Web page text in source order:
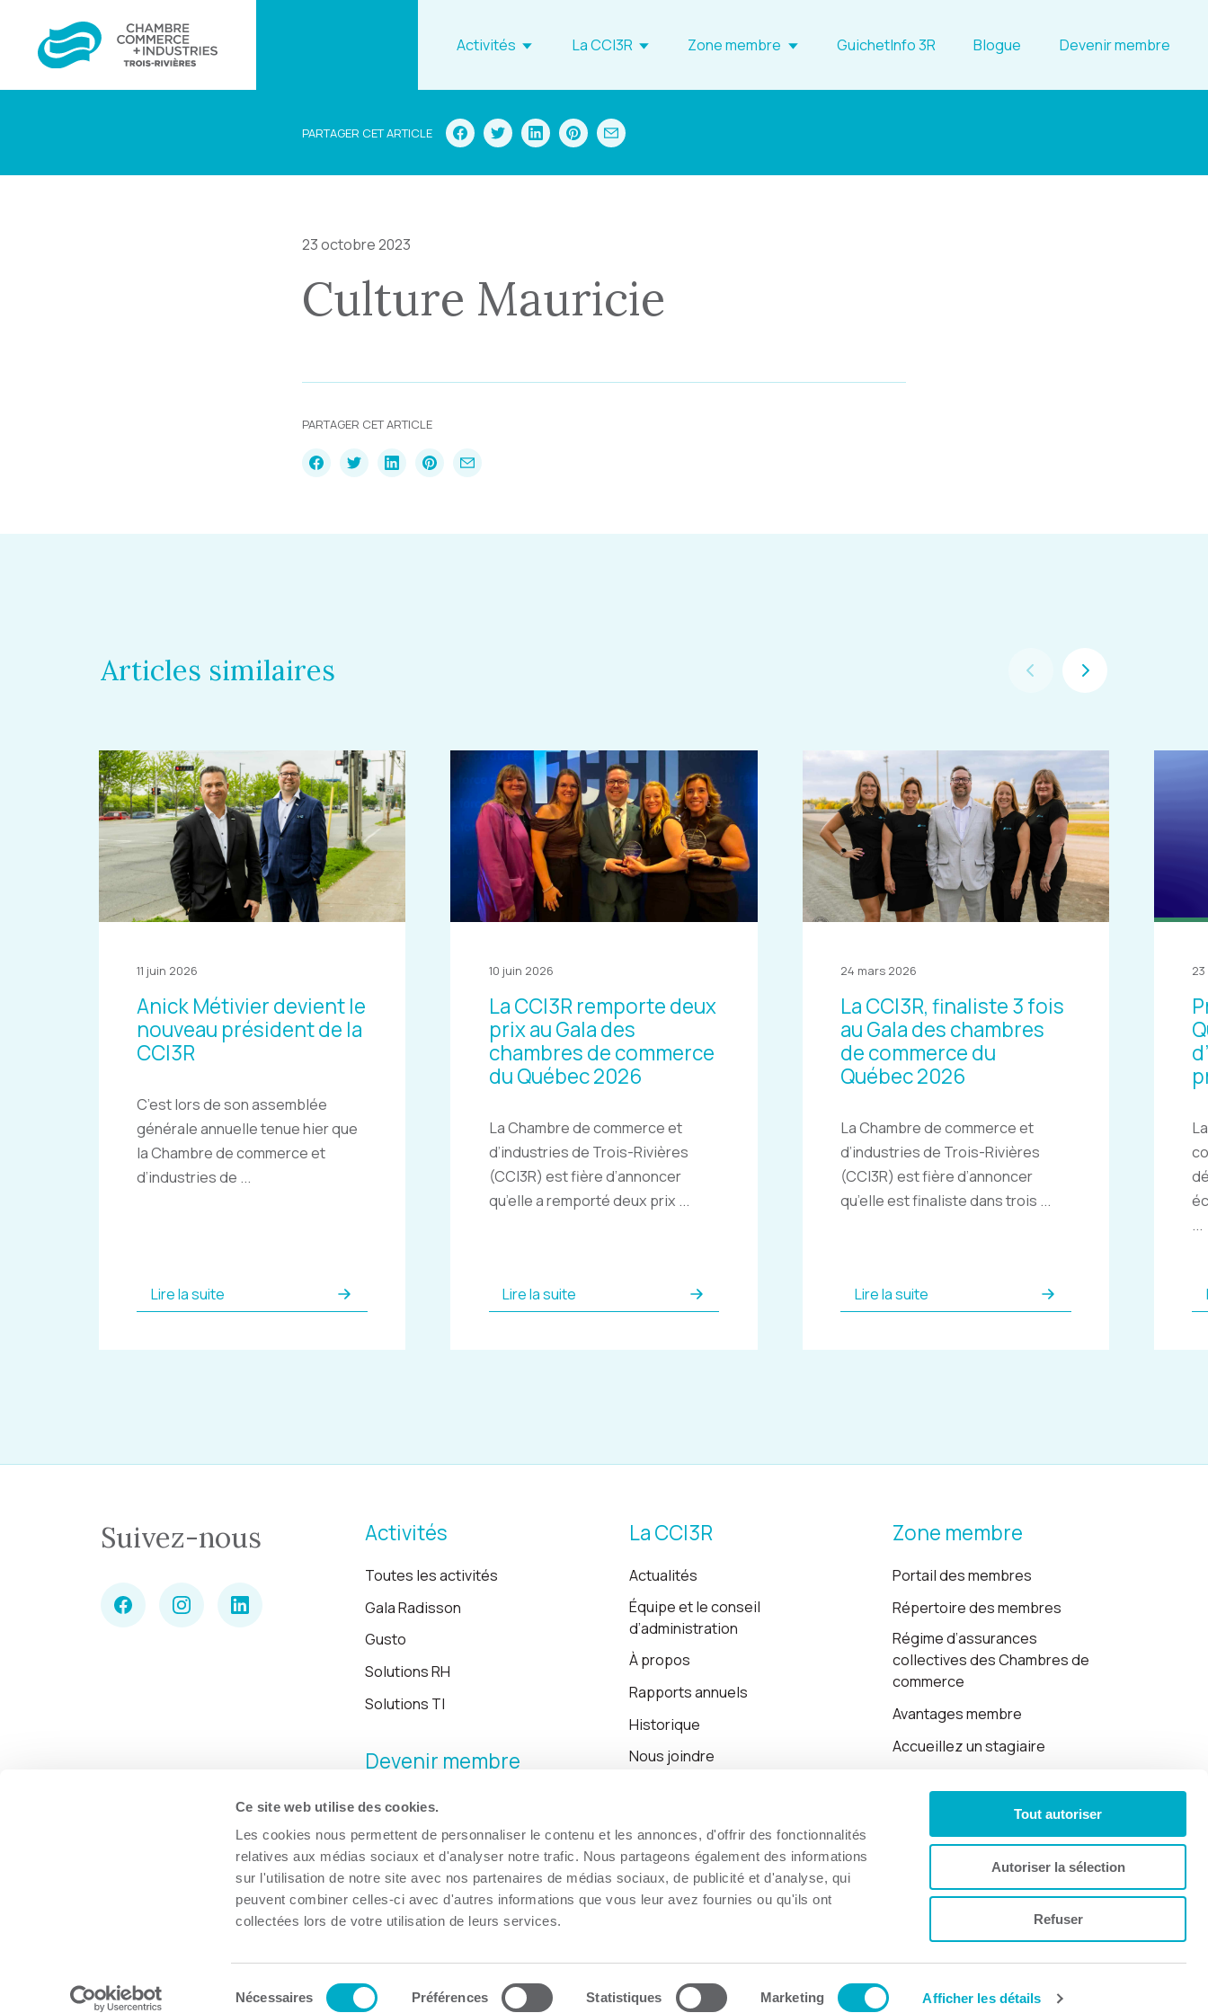
Ce site web utilise des cookies.
Les cookies nous permettent de personnaliser le contenu et les annonces, d'offrir des fonctionnalités
relatives aux médias sociaux et d'analyser notre trafic. Nous partageons également des informations
sur l'utilisation de notre site avec nos partenaires de médias sociaux, de publicité et d'analyse, qui
peuvent combiner celles-ci avec d'autres informations que vous leur avez fournies ou qu'ils ont
collectées lors de votre utilisation de leurs services.
Nécessaires Préférences Statistiques Marketing Afficher les détails
Tout autoriser
Autoriser la sélection
Refuser
Activités La CCI3R Zone membre GuichetInfo 3R Blogue Devenir membre
PARTAGER CET ARTICLE
23 octobre 2023
Culture Mauricie
PARTAGER CET ARTICLE
Articles similaires
11 juin 2026
Anick Métivier devient le
nouveau président de la
CCI3R
C’est lors de son assemblée
générale annuelle tenue hier que
la Chambre de commerce et
d’industries de ...
Lire la suite
10 juin 2026
La CCI3R remporte deux
prix au Gala des
chambres de commerce
du Québec 2026
La Chambre de commerce et
d’industries de Trois-Rivières
(CCI3R) est fière d’annoncer
qu’elle a remporté deux prix ...
Lire la suite
24 mars 2026
La CCI3R, finaliste 3 fois
au Gala des chambres
de commerce du
Québec 2026
La Chambre de commerce et
d’industries de Trois-Rivières
(CCI3R) est fière d’annoncer
qu’elle est finaliste dans trois ...
Lire la suite
...
Suivez-nous Activités
Toutes les activités
Gala Radisson
Gusto
Solutions RH
Solutions TI
Devenir membre
La CCI3R
Actualités
Équipe et le conseil
d’administration
À propos
Rapports annuels
Historique
Nous joindre
Zone membre
Portail des membres
Répertoire des membres
Régime d’assurances
collectives des Chambres de
commerce
Avantages membre
Accueillez un stagiaire
Politique de confidentialité
© Chambre de commerce et d'industries de Trois-Rivières, 2026. Site web par 👉